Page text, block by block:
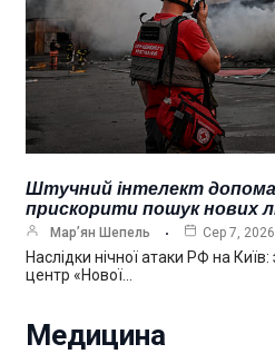
Штучний інтелект
прискорити пошук нових
Мар’ян Шепель Сер 7, 2026
Наслідки нічної атаки РФ на
центр «Нової…
Медицина